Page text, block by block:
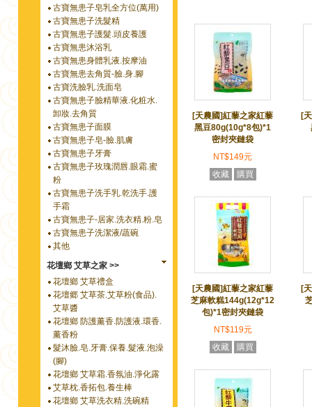
古寶無患子皂乳全方位(萬用)
古寶無患子洗髮精
古寶無患子護髮.頭皮養護
古寶無患沐浴乳
古寶無患身體乳液.按摩油
古寶無患去角質-臉.身.腳
古寶洗臉乳.洗面皂
古寶無患子臉精華液.化粧水.
卸妝.去角質
古寶無患子面膜
古寶無患子皂-臉.肌膚
古寶無患子牙膏
古寶無患子玫瑰潤唇.眼霜.蜜
粉
古寶無患子洗手乳.乾洗手.護
手霜
古寶無患子-居家.洗衣精.粉.皂
古寶無患子洗潔液/蔬碗
其他
花壇鄉 艾草之家 >>
花壇鄉 艾草禮盒
花壇郷 艾草茶.艾草粉(食品).
艾草醬
花壇鄉 防護薰香.防護液.環香.
薰香粉
髮沐臉.皂.牙膏.保養.髮液.泡澡
(腳)
花壇鄉 艾草霜.香氛油.淨化露
艾草枕.香拓包.養生棒
花壇鄉 艾草洗衣精.洗碗精
[天農國]紅藜之家紅藜
黑豆80g(10g*8包)*1
密封夾鏈袋
NT$149元
收藏
購買
[
[天農國]紅藜之家紅藜
芝麻軟糕144g(12g*12
包)*1密封夾鏈袋
NT$119元
收藏
購買
[